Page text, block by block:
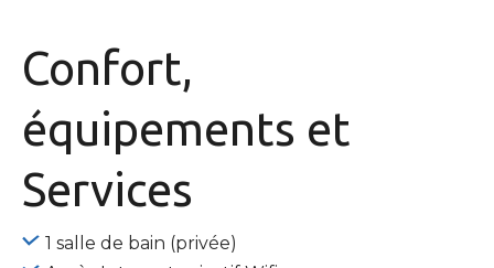
Confort,
équipements et
Services
1 salle de bain (privée)